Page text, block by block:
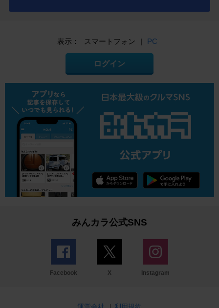
表示： スマートフォン | PC
ログイン
みんカラ公式SNS
Facebook X Instagram